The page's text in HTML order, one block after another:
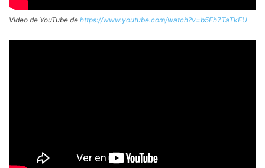
Video de YouTube de https://www.youtube.com/watch?v=b5Fh7TaTkEU